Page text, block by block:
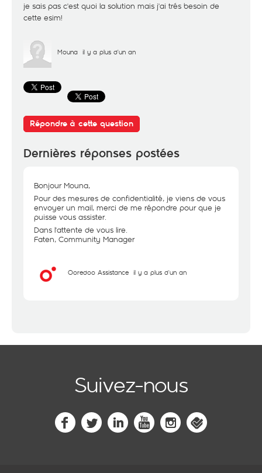
je sais pas c'est quoi la solution mais j'ai trés besoin de
cette esim!
Mouna il y a plus d'un an
Répondre à cette question
Dernières réponses postées
Bonjour Mouna,
Pour des mesures de confidentialité, je viens de vous
envoyer un mail, merci de me répondre pour que je
puisse vous assister.
Dans l'attente de vous lire.
Faten, Community Manager
Ooredoo Assistance il y a plus d'un an
Suivez-nous